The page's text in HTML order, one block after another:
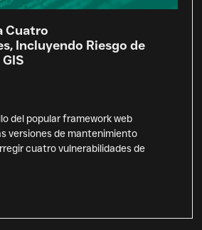
Cuatro
Incluyendo Riesgo de
del popular framework web
versiones de mantenimiento
cuatro vulnerabilidades de